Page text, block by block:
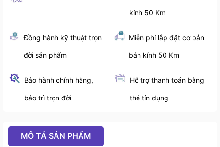
kính 50 Km
Đồng hành kỹ thuật trọn
đời sản phẩm
Miễn phí lắp đặt cơ bản
bán kính 50 Km
Bảo hành chính hãng,
bảo trì trọn đời
Hỗ trợ thanh toán bằng
thẻ tín dụng
MÔ TẢ SẢN PHẨM